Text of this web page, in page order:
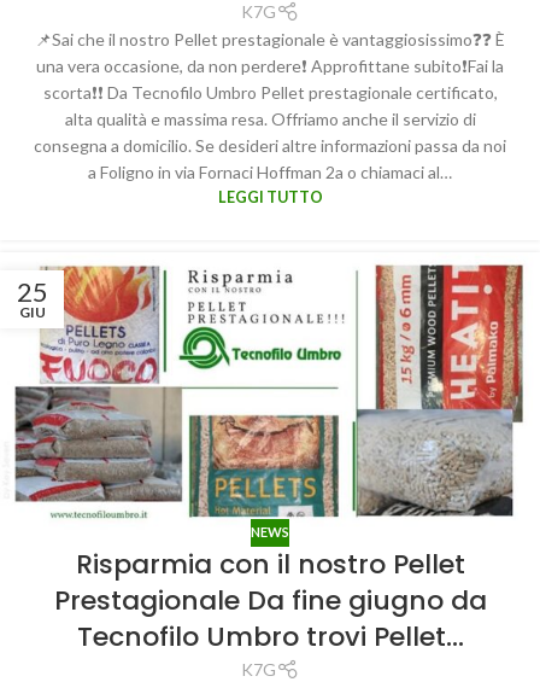
K7G
📌Sai che il nostro Pellet prestagionale è vantaggiosissimo❓❓ È
una vera occasione, da non perdere❗️ Approfittane subito❗️Fai la
scorta❗️❗️ Da Tecnofilo Umbro Pellet prestagionale certificato,
alta qualità e massima resa. Offriamo anche il servizio di
consegna a domicilio. Se desideri altre informazioni passa da noi
a Foligno in via Fornaci Hoffman 2a o chiamaci al…
LEGGI TUTTO
25
GIU
NEWS
Risparmia con il nostro Pellet
Prestagionale️ Da fine giugno da
Tecnofilo Umbro trovi Pellet…
K7G